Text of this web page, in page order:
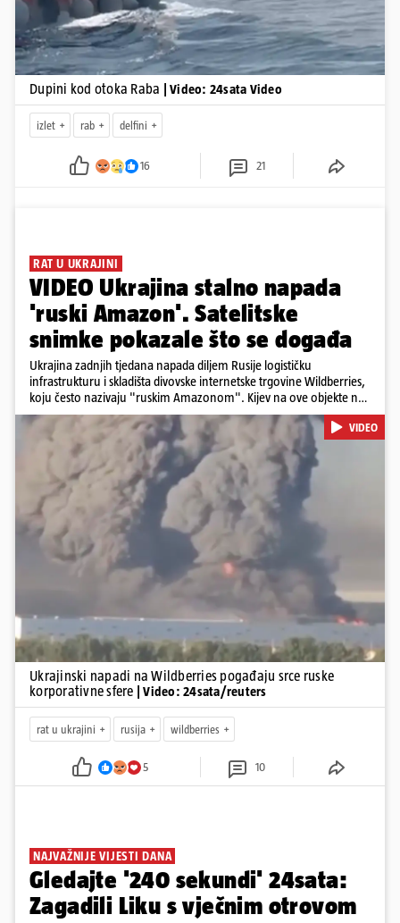
Dupini kod otoka Raba | Video: 24sata Video
izlet rab delfini
16 21
RAT U UKRAJINI
VIDEO Ukrajina stalno napada
'ruski Amazon'. Satelitske
snimke pokazale što se događa
Ukrajina zadnjih tjedana napada diljem Rusije logističku
infrastrukturu i skladišta divovske internetske trgovine Wildberries,
koju često nazivaju "ruskim Amazonom". Kijev na ove objekte ne
gleda samo kao na obična trgovačka skladišta, već tvrdi da ih ruske
snage koriste i za vojne potrebe, odnosno za skladištenje i
distribuciju dijelova za dronove i druge opreme koja se koristi u
ratu. S druge strane, napadi služe i kao izravan odgovor na ruska
bombardiranja ukrajinske poštanske i logističke infrastrukture te
kao način da se ekonomske posljedice rata prenesu dublje na ruski
teritorij i približe običnim građanima.
Pokretanje videa...
VIDEO
Ukrajinski napadi na Wildberries pogađaju srce ruske
korporativne sfere
| Video: 24sata/reuters
rat u ukrajini rusija wildberries
5 10
NAJVAŽNIJE VIJESTI DANA
Gledajte '240 sekundi' 24sata:
Zagadili Liku s vječnim otrovom